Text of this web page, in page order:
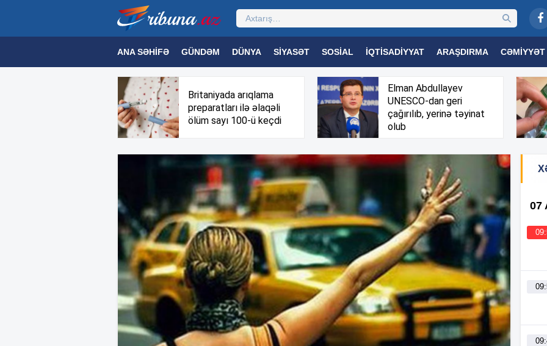
ANA SƏHIFƏ GÜNDƏM DÜNYA SIYASƏT SOSIAL İQTISADIYYAT ARAŞDIRMA CƏMIYYƏT
MƏDƏNIYYƏT TƏHSIL SAĞLAMLIQ MARAQLI TRIBUNA TV
Britaniyada arıqlama
preparatları ilə əlaqəli
ölüm sayı 100-ü keçdi
Elman Abdullayev
UNESCO-dan geri
çağırılıb, yerinə təyinat
olub
07